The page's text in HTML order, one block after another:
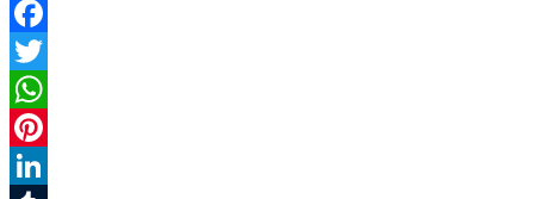
Facebook
Twitter
WhatsApp
Pinterest